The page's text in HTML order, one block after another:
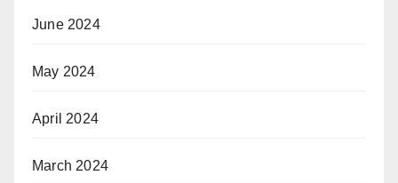
June 2024
May 2024
April 2024
March 2024